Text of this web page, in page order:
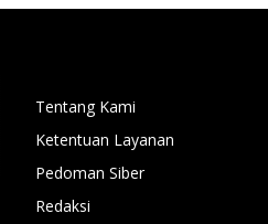
Tentang Kami
Ketentuan Layanan
Pedoman Siber
Redaksi